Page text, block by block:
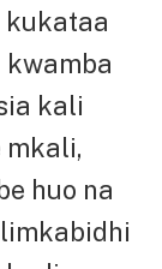
kukataa
kali
mkali,
huo na